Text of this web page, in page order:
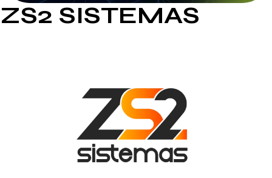
ZS2 SISTEMAS